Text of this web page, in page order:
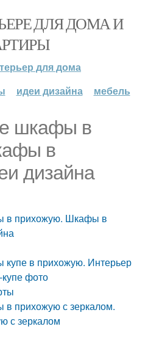
ДЛЯ ДОМА И
для дома
идеи дизайна мебель
шкафы в
в
дизайна
в прихожую. Шкафы в
в прихожую. Интерьер
фото
прихожую с зеркалом.
с зеркалом